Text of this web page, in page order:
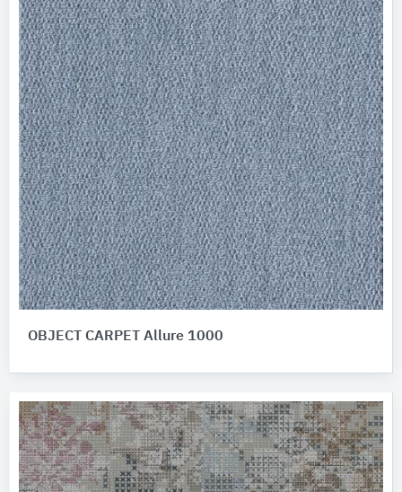
OBJECT CARPET Allure 1000